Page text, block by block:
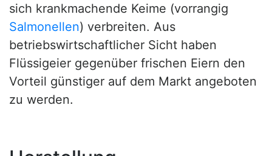
sich krankmachende Keime (vorrangig
Salmonellen) verbreiten. Aus
betriebswirtschaftlicher Sicht haben
Flüssigeier gegenüber frischen Eiern den
Vorteil günstiger auf dem Markt angeboten
zu werden.